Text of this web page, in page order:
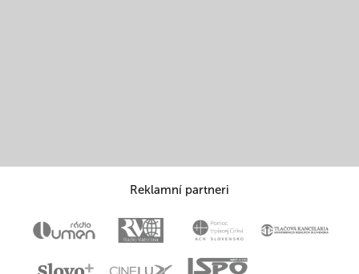
Reklamní partneri